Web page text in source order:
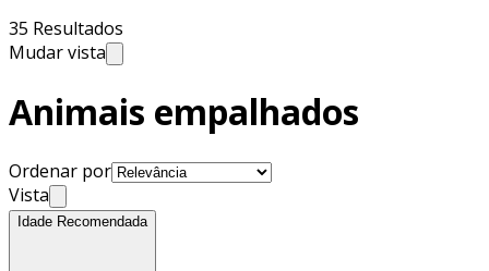
35 Resultados
Mudar vista
Animais empalhados
Ordenar por
Vista
Idade Recomendada